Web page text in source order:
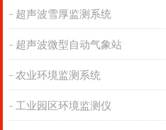
超声波雪厚监测系统
超声波微型自动气象站
农业环境监测系统
工业园区环境监测仪